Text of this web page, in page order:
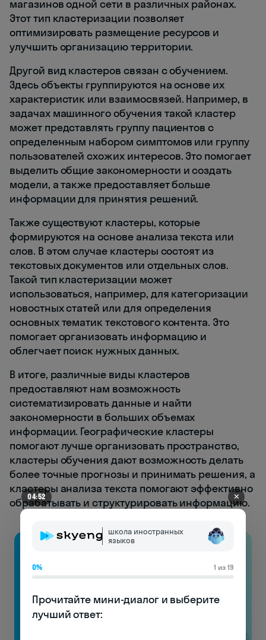
магазинов одной сети в различных районах.
Этот тип кластеризации позволяет
оптимизировать размещение ресурсов и
улучшить организацию территории.
Другой вид кластеров связан с обучением.
Здесь объекты группируются на основе их
характеристик или взаимосвязей. Например, в
задачах машинного обучения такой кластер
может представлять группу пациентов с
определенным набором симптомов или группу
пользователей схожих интересов. Это помогает
выделить общие закономерности и создать
модели, а также предоставляет больше
информации для принятия решений.
Также существуют кластеры, которые
формируются на основе анализа текста или
слов. В этом случае кластеры состоят из
текстовых документов или отдельных слов.
Такой тип кластеризации может
использоваться, например, для категоризации
новостных статей или для определения
основных тематик текстового контента. Это
помогает организовать информацию и
облегчает поиск нужных данных.
В итоге, различные виды кластеров
предоставляют нам возможность
систематизировать данные и найти
закономерности в больших объемах
информации. Географические кластеры
помогают лучше организовать пространство,
кластеры обучения дают возможность делать
более точные прогнозы и принимать решения, а
кластеры анализа текста помогают эффективно
обрабатывать и структурировать информацию.
04:49 ✕
школа иностранных
языков
0% 1 из 19
Прочитайте мини-диалог и выберите
лучший ответ: